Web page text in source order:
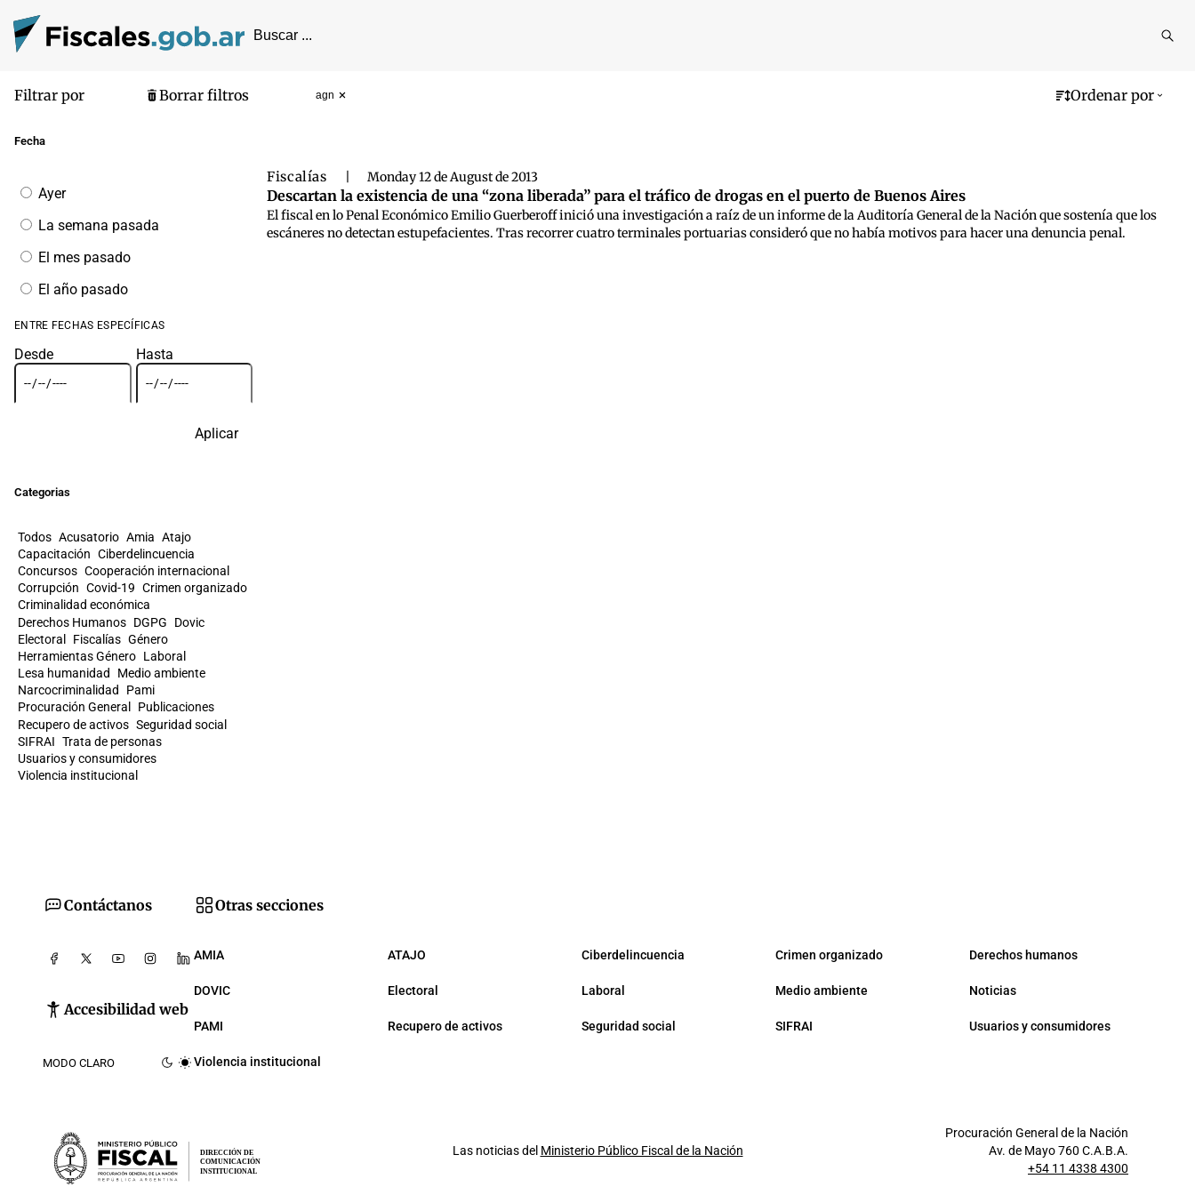
Filtrar por Borrar filtros agn Ordenar por
Fecha
Filtrar
por
fecha
Ayer
La semana pasada
El mes pasado
El año pasado
ENTRE FECHAS ESPECÍFICAS
Desde Hasta
Aplicar
Categorias
Todos Acusatorio Amia Atajo
Capacitación Ciberdelincuencia
Concursos Cooperación internacional
Corrupción Covid-19 Crimen organizado
Criminalidad económica
Derechos Humanos DGPG
Dovic
Electoral
Fiscalías Género
Herramientas Género Laboral
Lesa humanidad
Medio ambiente
Narcocriminalidad
Pami
Procuración General
Publicaciones
Recupero de activos Seguridad social
SIFRAI Trata de personas
Usuarios y consumidores
Violencia institucional
Fiscalías Monday 12 de August de 2013
Descartan la existencia de una “zona liberada” para el tráfico de drogas en el puerto de Buenos Aires
El fiscal en lo Penal Económico Emilio Guerberoff inició una investigación a raíz de un informe de la Auditoría General de la Nación que sostenía que los
escáneres no detectan estupefacientes. Tras recorrer cuatro terminales portuarias consideró que no había motivos para hacer una denuncia penal.
Contáctanos
Accesibilidad web
MODO CLARO
Otras secciones
AMIA ATAJO Ciberdelincuencia Crimen organizado Derechos humanos
DOVIC Electoral Laboral Medio ambiente Noticias
PAMI Recupero de activos Seguridad social SIFRAI Usuarios y consumidores
Violencia institucional
DIRECCIÓN DE
COMUNICACIÓN
INSTITUCIONAL
Las noticias del Ministerio Público Fiscal de la Nación
Procuración General de la Nación
Av. de Mayo 760 C.A.B.A.
+54 11 4338 4300